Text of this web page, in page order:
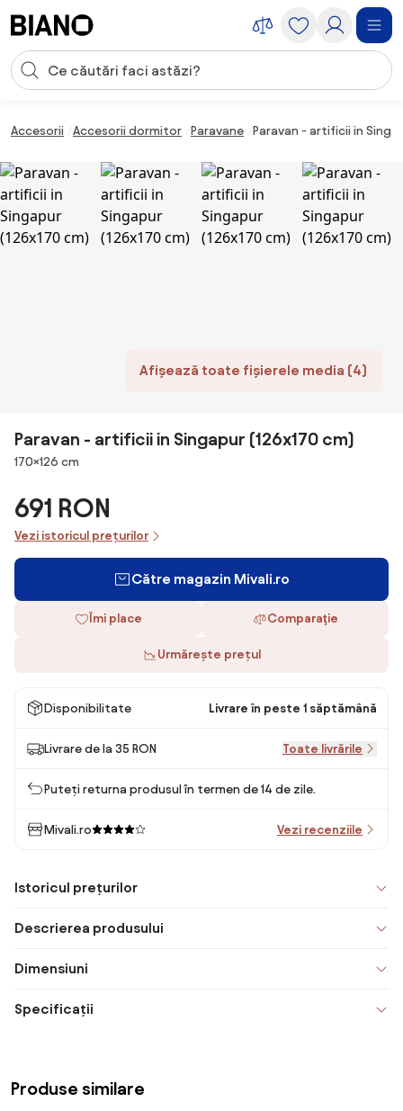
Introducerea căutării
Accesorii Accesorii dormitor Paravane Paravan - artificii in
Afișează toate fișierele media (4)
Paravan - artificii in Singapur (126x170 cm)
Dimensiuni
170×126 cm
691 RON
Vezi istoricul prețurilor
Către magazin Mivali.ro
Îmi place Comparaţie
Urmărește prețul
Disponibilitate Livrare în peste 1 săptămână
Livrare de la 35 RON Toate livrările
Puteți returna produsul în termen de 14 de zile.
Mivali.ro Vezi recenziile
Istoricul prețurilor
Descrierea produsului
Dimensiuni
Specificații
Produse similare